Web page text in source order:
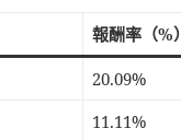
報酬率（%）
20.09%
11.11%